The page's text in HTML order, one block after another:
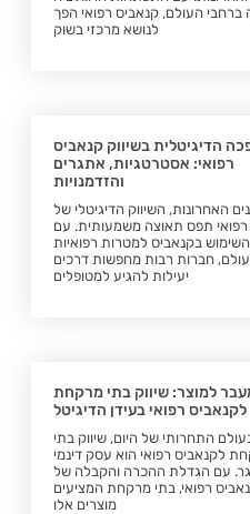
ברחבי העולם, קנאביס רפואי הפך
לנושא מרכזי בשוק
הדיגיטלית בשיווק קנאביס
רפואי: אסטרטגיות, אתגרים
והזדמנויות
האחרונות, השיווק הדיגיטלי של
רפואי תפס תאוצה משמעותית. עם
בקנאביס למטרות רפואיות
חברות רבות מחפשות דרכים
יעילות להגיע למטופלים
למוצר: שיווק בתי מרקחת
לקנאביס רפואי בעידן הדיגיטל
התחרותי של היום, שיווק בתי
לקנאביס רפואי הוא עסק דינמי
עם הגדלת ההכרה והקבלה של
רפואי, בתי מרקחת המציעים
מוצרים אלו